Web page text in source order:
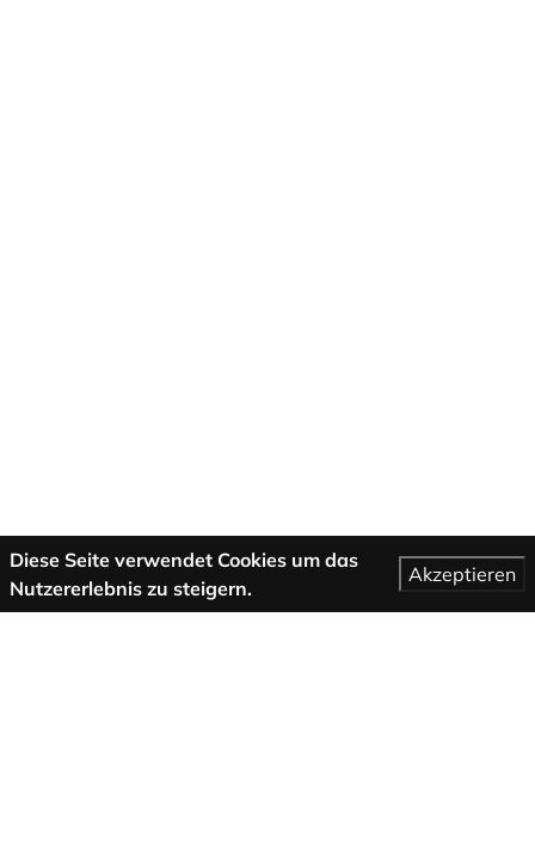
Diese Seite verwendet Cookies um das
Nutzererlebnis zu steigern.
Akzeptieren